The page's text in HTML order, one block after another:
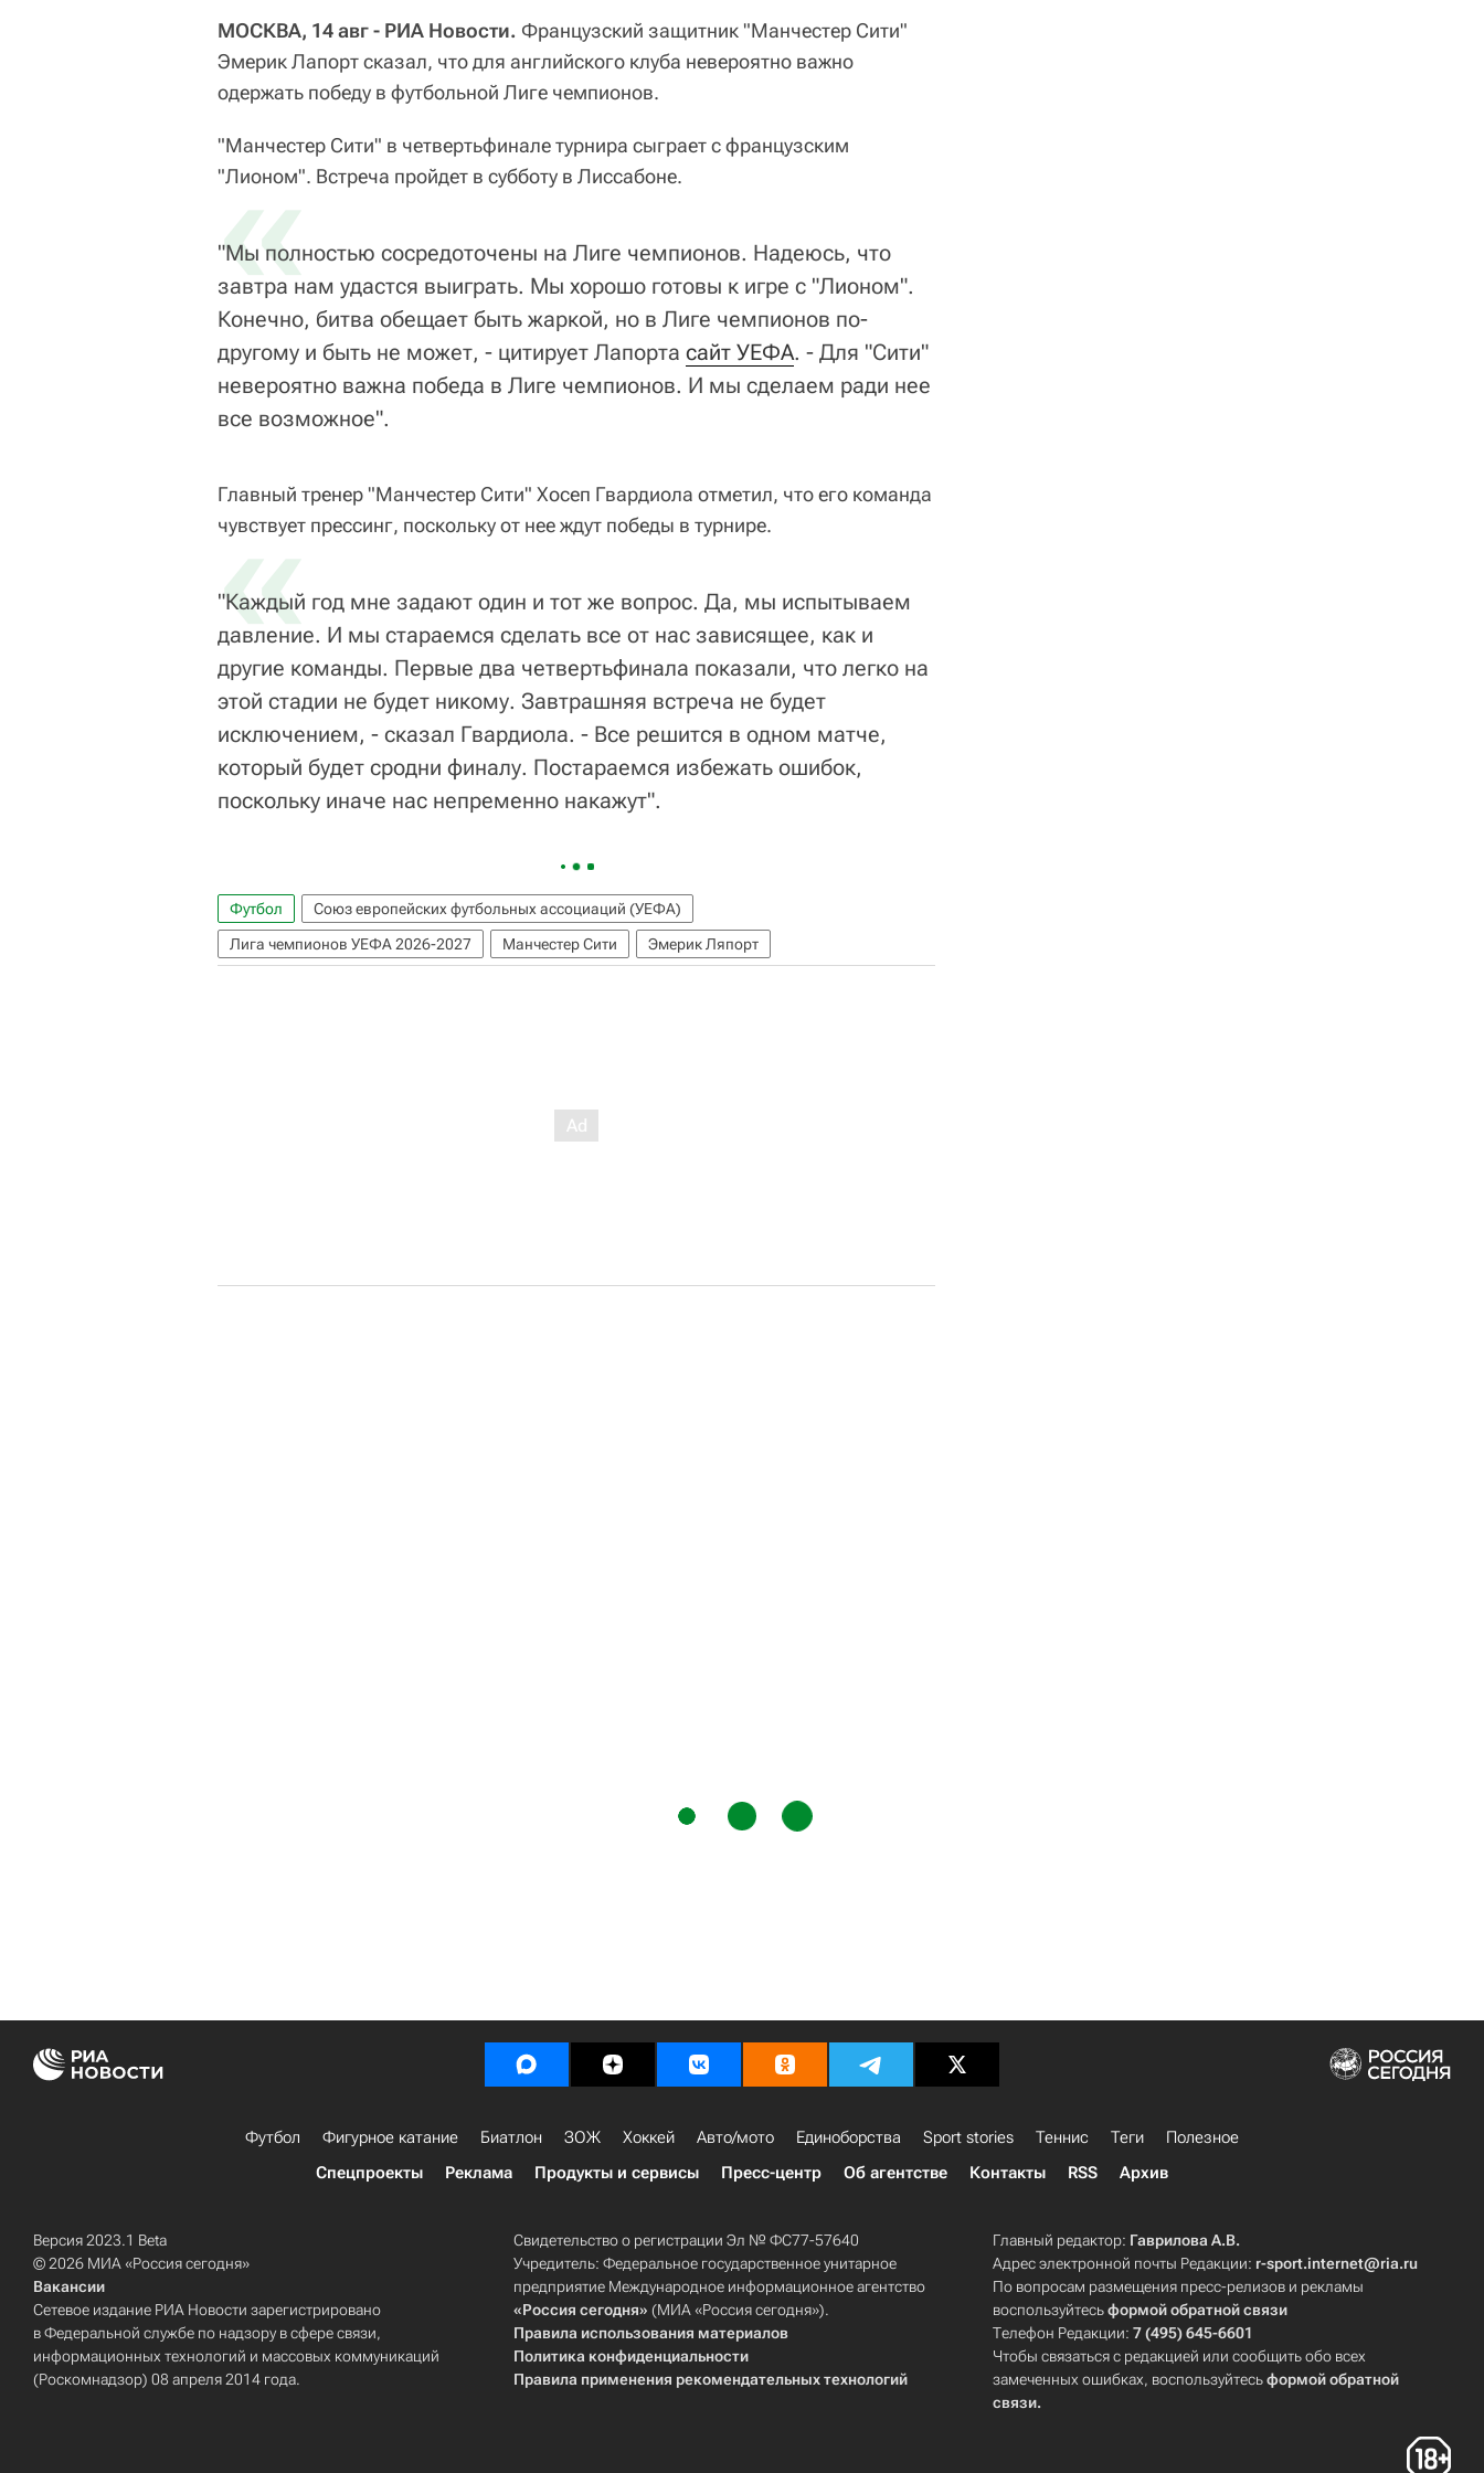
МОСКВА, 14 авг - РИА Новости. Французский защитник "Манчестер Сити"
Эмерик Лапорт сказал, что для английского клуба невероятно важно
одержать победу в футбольной Лиге чемпионов.
"Манчестер Сити" в четвертьфинале турнира сыграет с французским
"Лионом". Встреча пройдет в субботу в Лиссабоне.
«
"Мы полностью сосредоточены на Лиге чемпионов. Надеюсь, что
завтра нам удастся выиграть. Мы хорошо готовы к игре с "Лионом".
Конечно, битва обещает быть жаркой, но в Лиге чемпионов по-
другому и быть не может, - цитирует Лапорта сайт УЕФА. - Для "Сити"
невероятно важна победа в Лиге чемпионов. И мы сделаем ради нее
все возможное".
Главный тренер "Манчестер Сити" Хосеп Гвардиола отметил, что его команда
чувствует прессинг, поскольку от нее ждут победы в турнире.
«
"Каждый год мне задают один и тот же вопрос. Да, мы испытываем
давление. И мы стараемся сделать все от нас зависящее, как и
другие команды. Первые два четвертьфинала показали, что легко на
этой стадии не будет никому. Завтрашняя встреча не будет
исключением, - сказал Гвардиола. - Все решится в одном матче,
который будет сродни финалу. Постараемся избежать ошибок,
поскольку иначе нас непременно накажут".
Футбол
Союз европейских футбольных ассоциаций (УЕФА)
Лига чемпионов УЕФА 2026-2027
Манчестер Сити Эмерик Ляпорт
Футбол Фигурное катание Биатлон ЗОЖ Хоккей Авто/мото Единоборства Sport stories Теннис Теги
Полезное
Спецпроекты
Реклама Продукты и сервисы Пресс-центр Об агентстве Контакты RSS Архив
Версия 2023.1 Beta
© 2026 МИА «Россия сегодня»
Вакансии
Сетевое издание РИА Новости зарегистрировано
в Федеральной службе по надзору в сфере связи,
информационных технологий и массовых коммуникаций
(Роскомнадзор) 08 апреля 2014 года.
Свидетельство о регистрации Эл № ФС77-57640
Учредитель: Федеральное государственное унитарное
предприятие Международное информационное агентство
«Россия сегодня» (МИА «Россия сегодня»).
Правила использования материалов
Политика конфиденциальности
Правила применения рекомендательных технологий
Главный редактор: Гаврилова А.В.
Адрес электронной почты Редакции: r-sport.internet@ria.ru
По вопросам размещения пресс-релизов и рекламы
воспользуйтесьформой обратной связи
Телефон Редакции:7 (495) 645-6601
Чтобы связаться с редакцией или сообщить обо всех
замеченных ошибках, воспользуйтесьформой обратной
связи.